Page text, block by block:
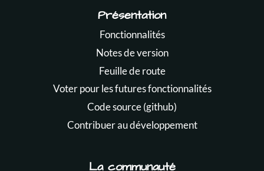
Présentation
Fonctionnalités
Notes de version
Feuille de route
Voter pour les futures fonctionnalités
Code source (github)
Contribuer au développement
La communauté